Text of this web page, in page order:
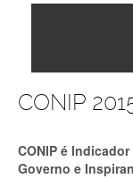
CONIP
CONIP é
Governo e